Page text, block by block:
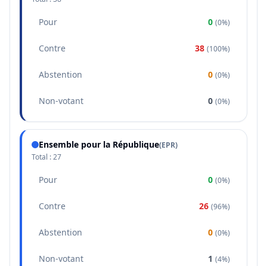
Pour 0 (0%)
Contre 38 (100%)
Abstention 0 (0%)
Non-votant 0 (0%)
Ensemble pour la République(EPR)
Total :27
Pour 0 (0%)
Contre 26 (96%)
Abstention 0 (0%)
Non-votant 1 (4%)